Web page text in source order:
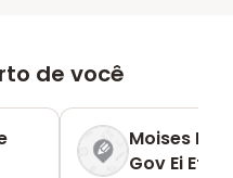
de você
Moises
Gov Ei Ef